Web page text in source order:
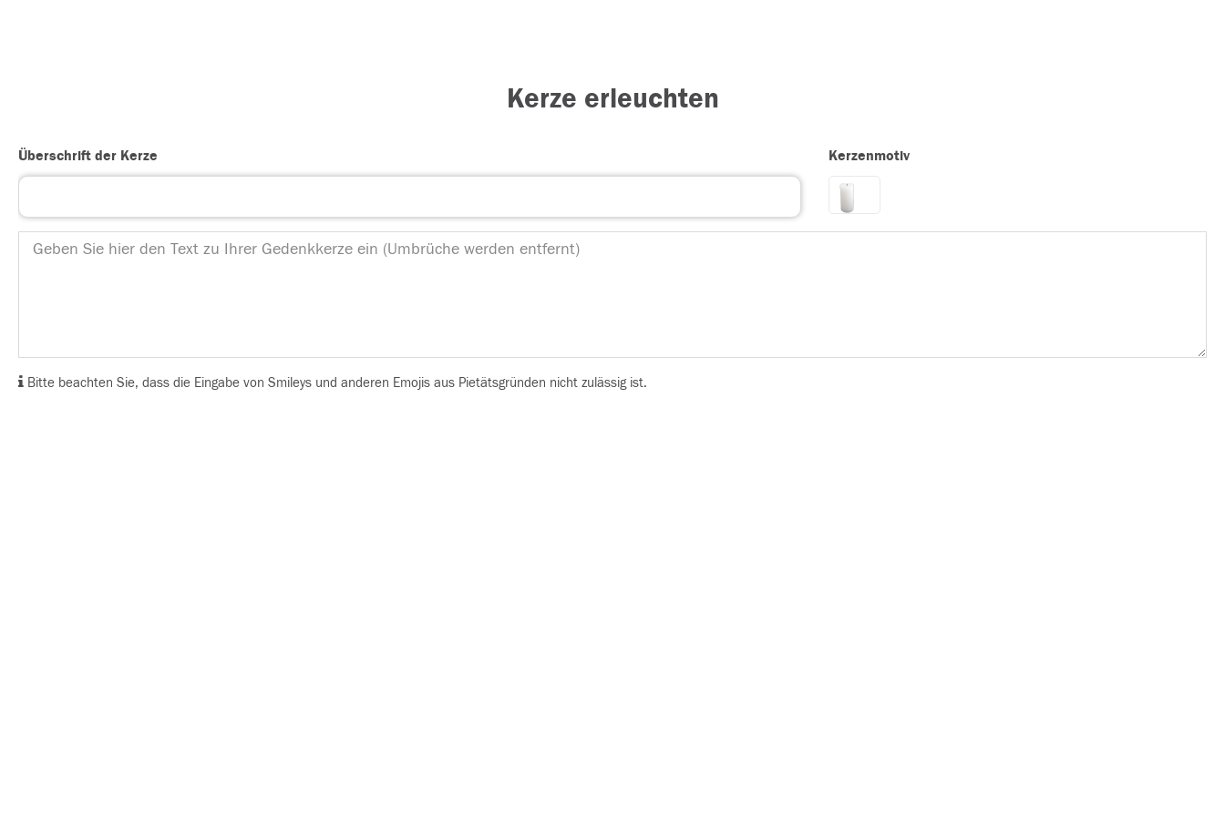
Kerze erleuchten
Überschrift der Kerze Kerzenmotiv
Bitte beachten Sie, dass die Eingabe von Smileys und anderen Emojis aus Pietätsgründen nicht zulässig ist.